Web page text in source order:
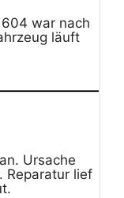
war nach
läuft
Ursache
Reparatur lief